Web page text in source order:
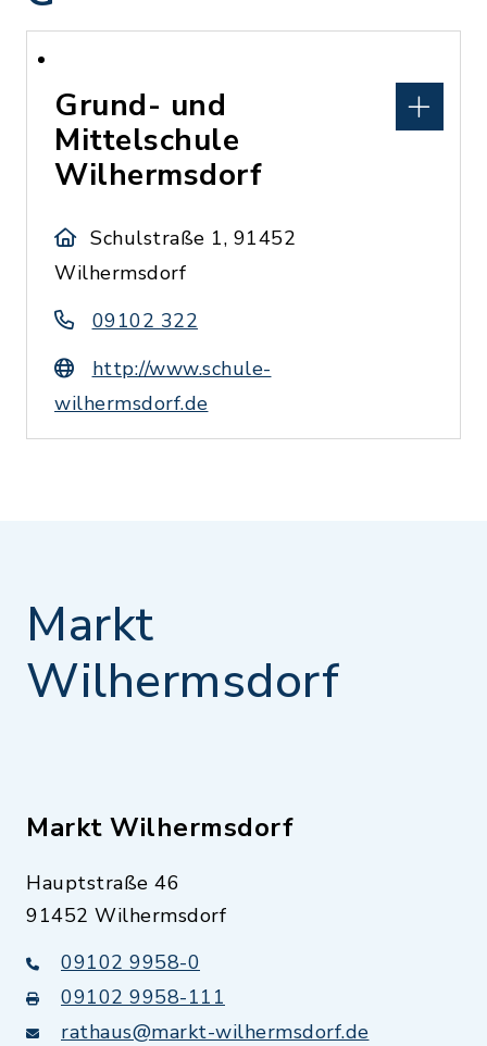
Grund- und
Mittelschule
Wilhermsdorf
Schulstraße 1, 91452
Wilhermsdorf
09102 322
http://www.schule-
wilhermsdorf.de
Markt
Wilhermsdorf
Markt Wilhermsdorf
Hauptstraße 46
91452 Wilhermsdorf
09102 9958-0
09102 9958-111
rathaus@markt-wilhermsdorf.de